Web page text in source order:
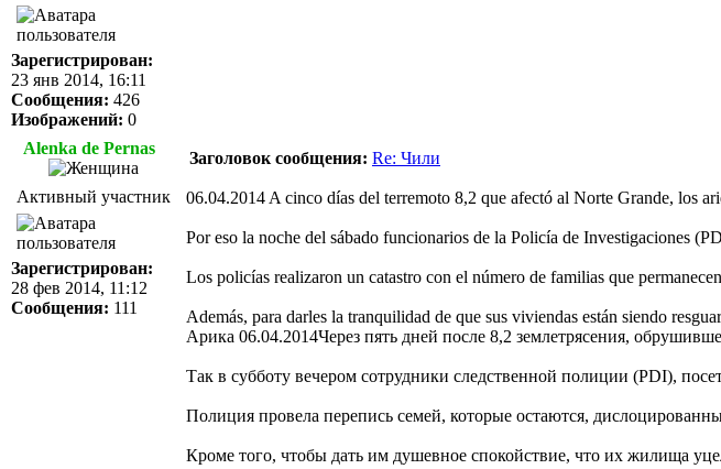
Зарегистрирован:
23 янв 2014, 16:11
Сообщения: 426
Изображений: 0
Alenka de Pernas
Заголовок сообщения: Re: Чили
Активный участник
Зарегистрирован:
28 фев 2014, 11:12
Сообщения: 111
06.04.2014 A cinco días del terremoto 8,2 que afectó al Norte Grande, los
Por eso la noche del sábado funcionarios de la Policía de Investigaciones
Los policías realizaron un catastro con el número de familias que
Además, para darles la tranquilidad de que sus viviendas están siendo
Арика 06.04.2014Через пять дней после 8,2 землетрясения,
Так в субботу вечером сотрудники следственной полиции (PDI),
Полиция провела перепись семей, которые остаются,
Кроме того, чтобы дать им душевное спокойствие, что их жилища